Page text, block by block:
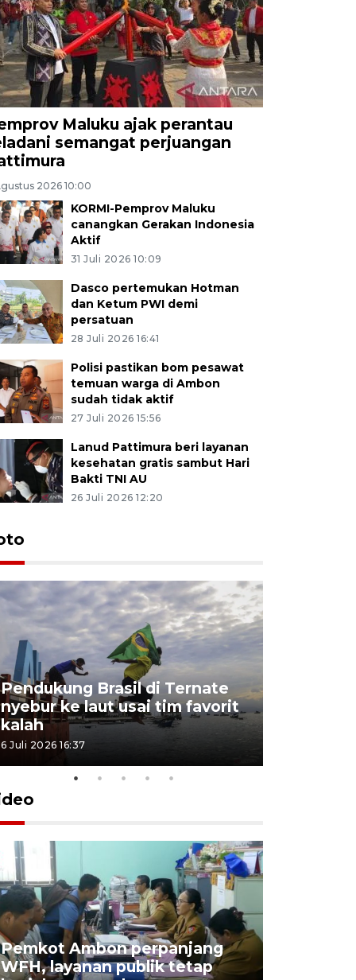
Maluku ajak perantau
semangat perjuangan
2026 10:00
KORMI-Pemprov Maluku
canangkan Gerakan Indonesia
Aktif
31 Juli 2026 10:09
Dasco pertemukan Hotman
dan Ketum PWI demi
persatuan
28 Juli 2026 16:41
Polisi pastikan bom pesawat
temuan warga di Ambon
sudah tidak aktif
27 Juli 2026 15:56
Lanud Pattimura beri layanan
kesehatan gratis sambut Hari
Bakti TNI AU
26 Juli 2026 12:20
Pendukung Brasil di Ternate
nyebur ke laut usai tim favorit
kalah
6 Juli 2026 16:37
Pemkot Ambon perpanjang
WFH, layanan publik tetap